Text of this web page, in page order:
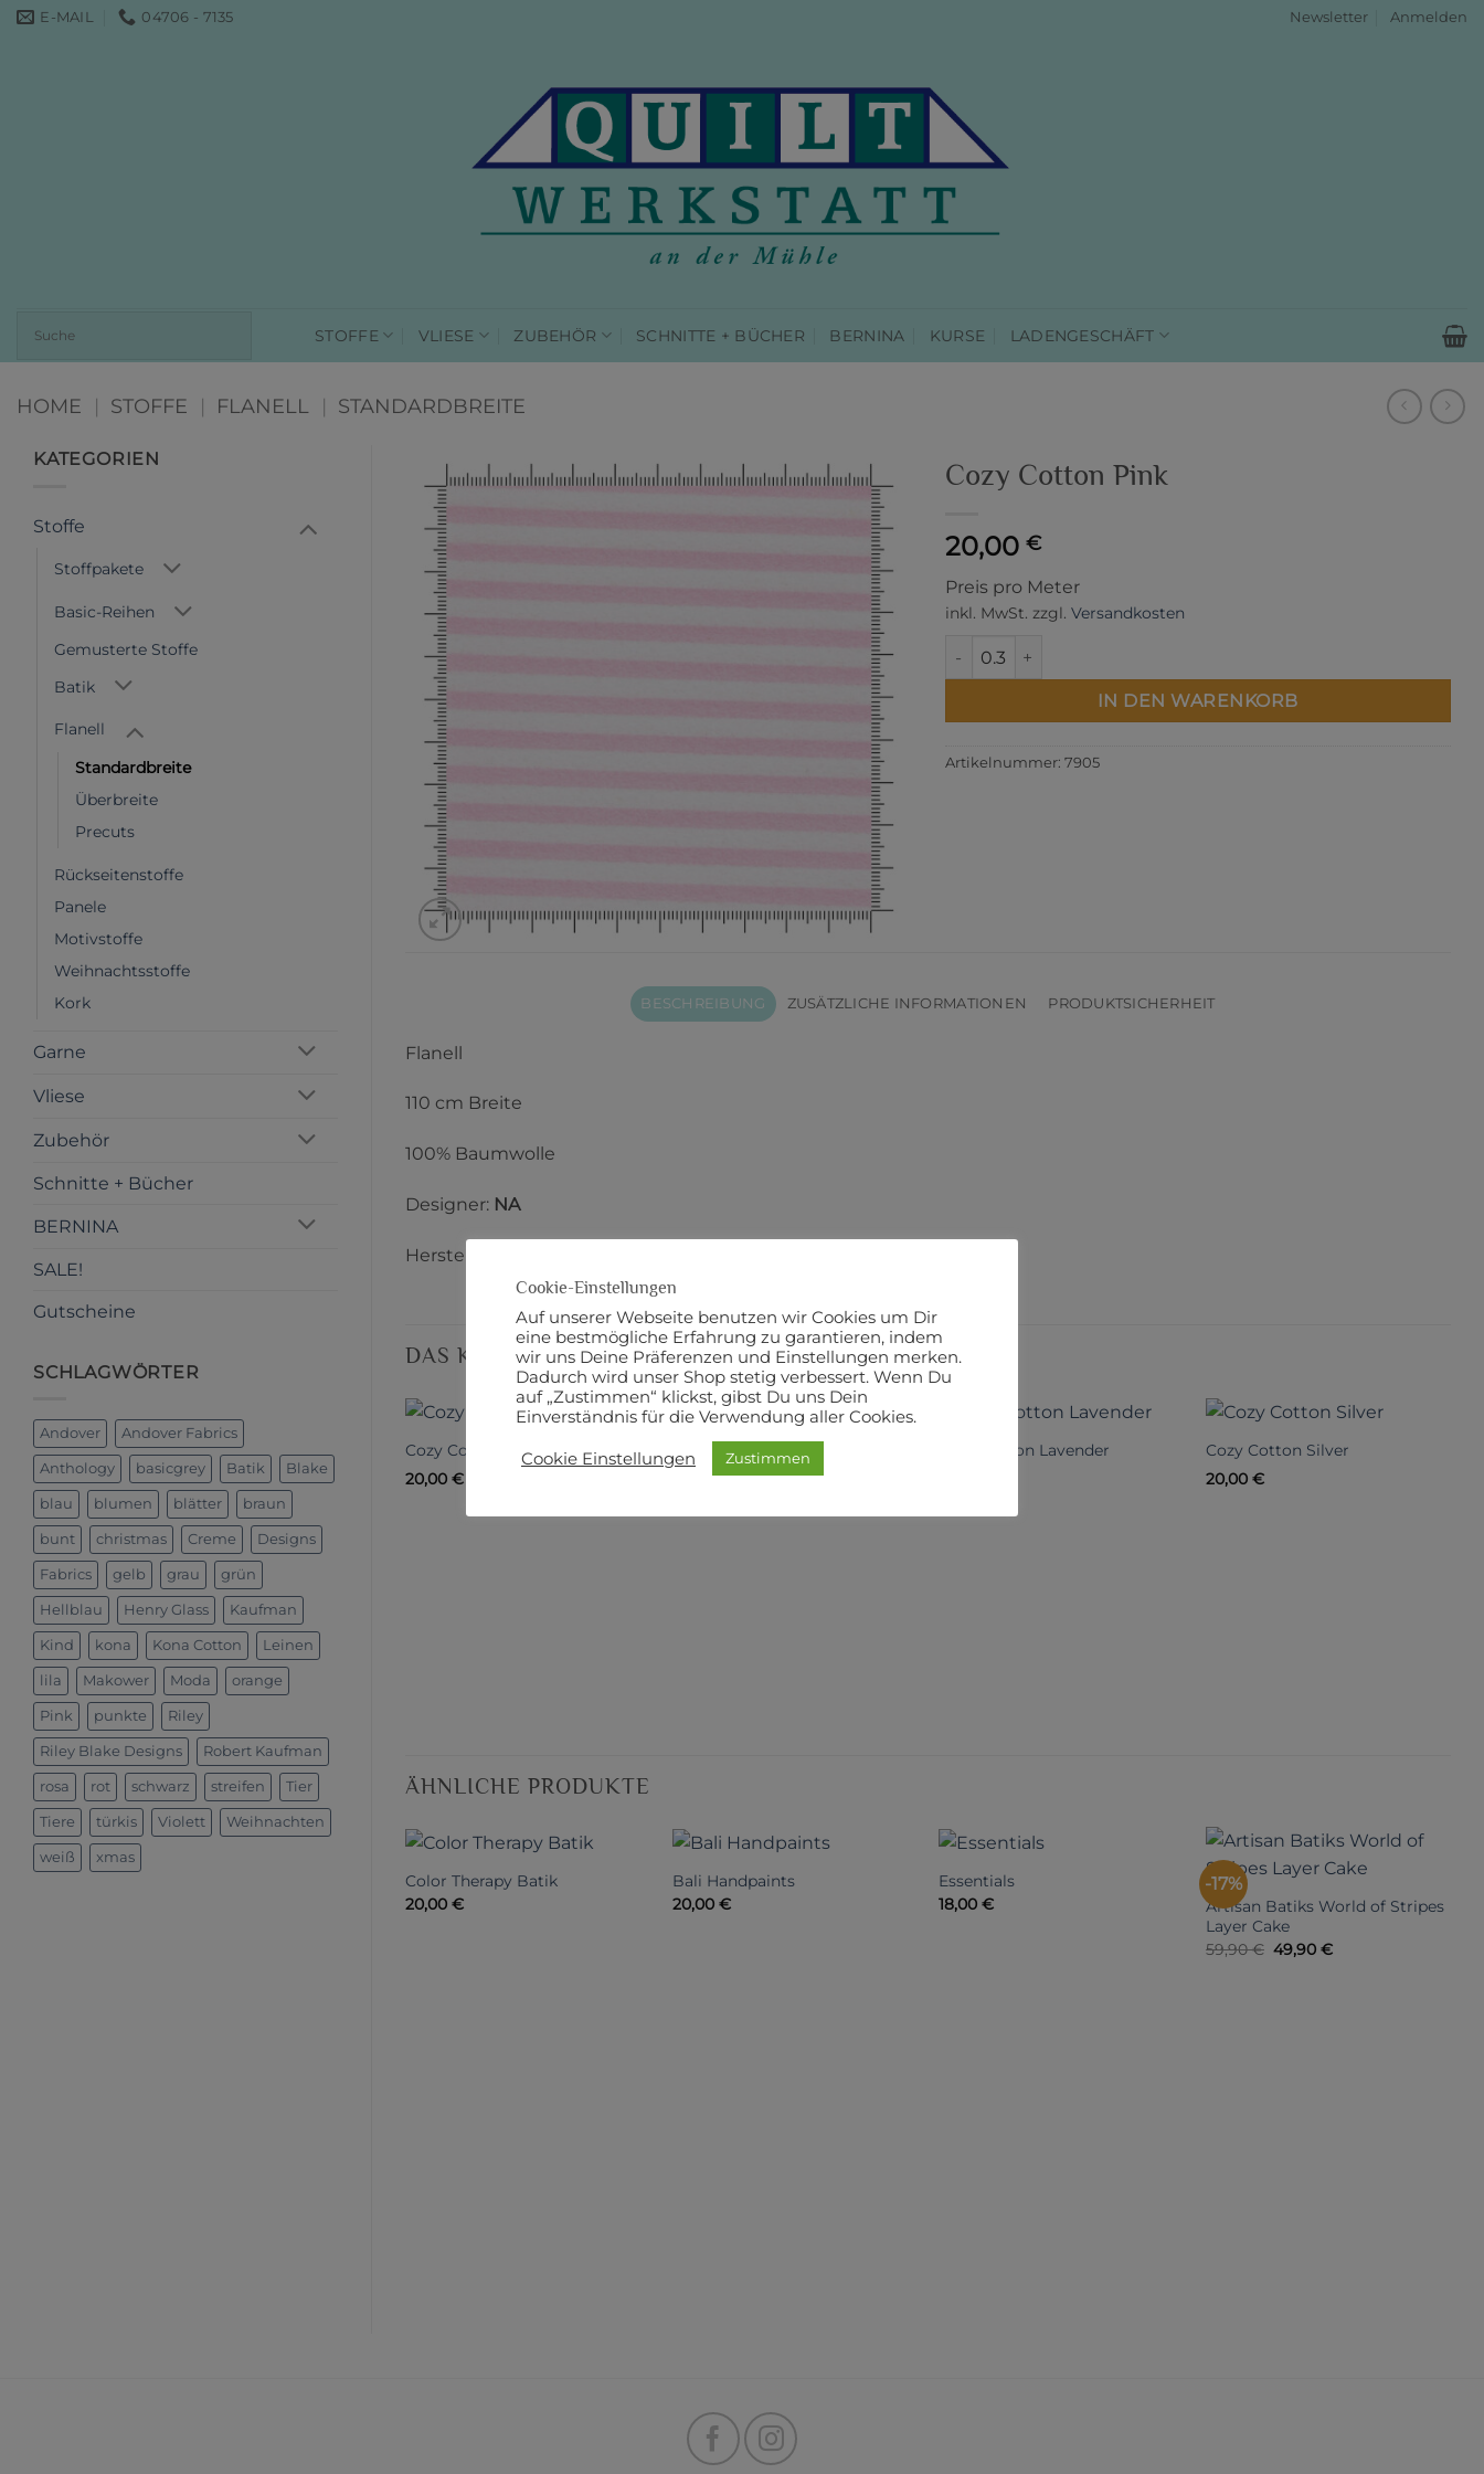
Zum E-MAIL 04706 - 7135 Newsletter Anmelden
STOFFE VLIESE ZUBEHÖR SCHNITTE + BÜCHER BERNINA KURSE LADENGESCHÄFT
HOME | STOFFE | FLANELL | STANDARDBREITE
KATEGORIEN
Stoffe
Stoffpakete
Basic-Reihen
Gemusterte Stoffe
Batik
Flanell
Standardbreite
Überbreite
Precuts
Rückseitenstoffe
Panele
Motivstoffe
Weihnachtsstoffe
Kork
Garne
Vliese
Zubehör
Schnitte + Bücher
BERNINA
SALE!
Gutscheine
SCHLAGWÖRTER
Andover Andover Fabrics
Anthology basicgrey Batik Blake
blau blumen blätter braun
bunt christmas Creme Designs
Fabrics gelb grau grün
Hellblau Henry Glass Kaufman
Kind kona Kona Cotton Leinen
lila Makower Moda orange
Pink punkte Riley
Riley Blake Designs Robert Kaufman
rosa rot schwarz streifen Tier
Tiere türkis Violett Weihnachten
weiß xmas
Cozy Cotton Pink
20,00 €
Preis pro Meter
inkl. MwSt. zzgl. Versandkosten
Cozy Cotton Pink Menge
IN DEN WARENKORB
Artikelnummer: 7905
BESCHREIBUNG ZUSÄTZLICHE INFORMATIONEN PRODUKTSICHERHEIT
Flanell
110 cm Breite
100% Baumwolle
Designer: NA
Hersteller:
DAS KÖNNTE DIR AUCH GEFALLEN …
Cozy Cotton Grey
20,00 €
Cozy Cotton Blue
20,00€
Cozy Cotton Lavender
Cozy Cotton Silver
20,00€
ÄHNLICHE PRODUKTE
Color Therapy Batik
20,00 €
Bali Handpaints
20,00 €
Essentials
18,00€
-17%
Artisan Batiks World of Stripes
Layer Cake
59,90€ Ursprünglicher
Preis
49,90€Aktueller
Cookie-Einstellungen
Auf unserer Webseite benutzen wir Cookies um Dir
eine bestmögliche Erfahrung zu garantieren, indem
wir uns Deine Präferenzen und Einstellungen merken.
Dadurch wird unser Shop stetig verbessert. Wenn Du
auf „Zustimmen“ klickst, gibst Du uns Dein
Einverständnis für die Verwendung aller Cookies.
Cookie Einstellungen Zustimmen